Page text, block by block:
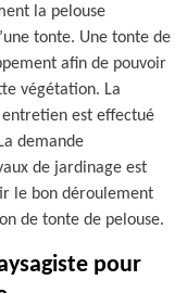
la pelouse
tonte. Une tonte de
afin de pouvoir
végétation. La
est effectué
demande
de jardinage est
le bon déroulement
de tonte de pelouse.
pour